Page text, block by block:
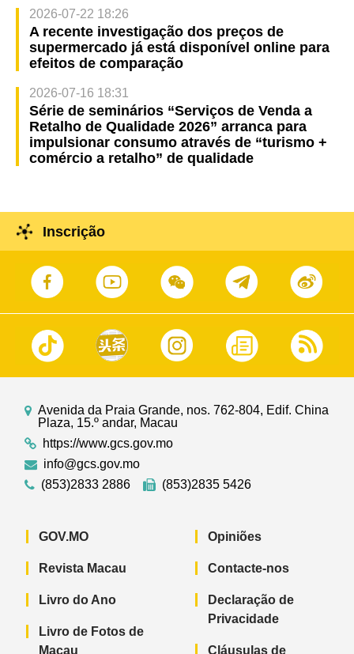
2026-07-22 18:26
A recente investigação dos preços de
supermercado já está disponível online para
efeitos de comparação
2026-07-16 18:31
Série de seminários “Serviços de Venda a
Retalho de Qualidade 2026” arranca para
impulsionar consumo através de “turismo +
comércio a retalho” de qualidade
Inscrição
Avenida da Praia Grande, nos. 762-804, Edif. China
Plaza, 15.º andar, Macau
https://www.gcs.gov.mo
info@gcs.gov.mo
(853)2833 2886
(853)2835 5426
GOV.MO
Revista Macau
Livro do Ano
Livro de Fotos de
Macau
Opiniões
Contacte-nos
Declaração de
Privacidade
Cláusulas de